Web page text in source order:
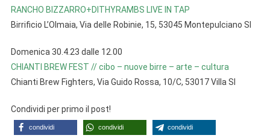
RANCHO BIZZARRO+DITHYRAMBS LIVE IN TAP
Birrificio L’Olmaia, Via delle Robinie, 15, 53045 Montepulciano SI
Domenica 30.4.23 dalle 12.00
CHIANTI BREW FEST // cibo – nuove birre – arte – cultura
Chianti Brew Fighters, Via Guido Rossa, 10/C, 53017 Villa SI
Condividi per primo il post!
condividi condividi condividi